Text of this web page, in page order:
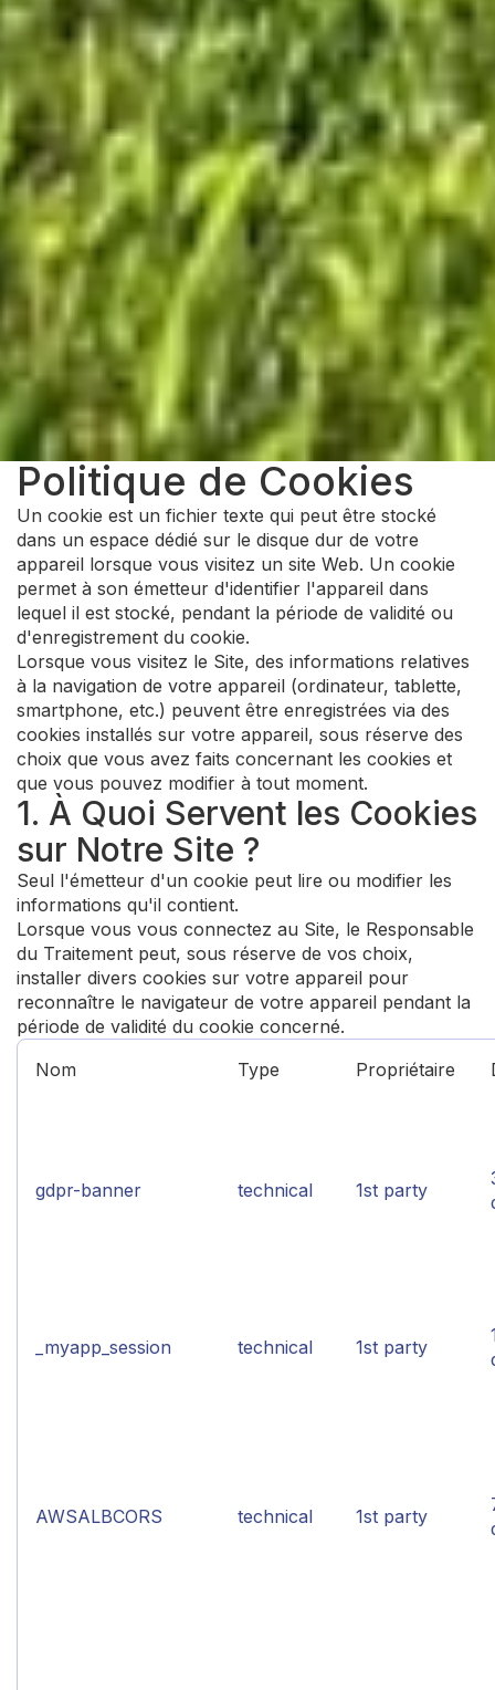
Politique de Cookies
Un cookie est un fichier texte qui peut être stocké
dans un espace dédié sur le disque dur de votre
appareil lorsque vous visitez un site Web. Un cookie
permet à son émetteur d'identifier l'appareil dans
lequel il est stocké, pendant la période de validité ou
d'enregistrement du cookie.
Lorsque vous visitez le Site, des informations relatives
à la navigation de votre appareil (ordinateur, tablette,
smartphone, etc.) peuvent être enregistrées via des
cookies installés sur votre appareil, sous réserve des
choix que vous avez faits concernant les cookies et
que vous pouvez modifier à tout moment.
1. À Quoi Servent les Cookies
sur Notre Site ?
Seul l'émetteur d'un cookie peut lire ou modifier les
informations qu'il contient.
Lorsque vous vous connectez au Site, le Responsable
du Traitement peut, sous réserve de vos choix,
installer divers cookies sur votre appareil pour
reconnaître le navigateur de votre appareil pendant la
période de validité du cookie concerné.
Nom
Type Propriétaire
gdpr-banner technical 1st party
_myapp_session technical 1st party
AWSALBCORS technical 1st party